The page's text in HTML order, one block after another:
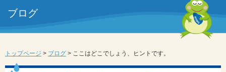
ブログ
トップページ > ブログ > ここはどこでしょう、ヒントです。